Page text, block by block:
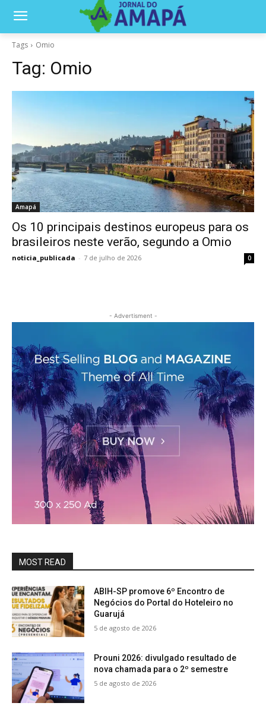
Tags Omio
Tag: Omio
Amapá
Os 10 principais destinos europeus para os
brasileiros neste verão, segundo a Omio
noticia_publicada - 7 de julho de 2026 0
- Advertisment -
MOST READ
ABIH-SP promove 6º Encontro de
Negócios do Portal do Hoteleiro no
Guarujá
5 de agosto de 2026
Prouni 2026: divulgado resultado de
nova chamada para o 2º semestre
5 de agosto de 2026